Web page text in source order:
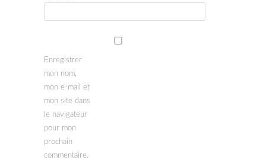
Enregistrer
mon nom,
mon e-mail et
mon site dans
le navigateur
pour mon
prochain
commentaire.